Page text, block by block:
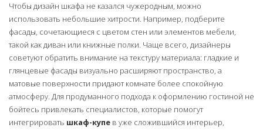
Чтобы дизайн шкафа не казался чужеродным, можно
использовать небольшие хитрости. Например, подберите
фасады, сочетающиеся с цветом стен или элементов мебели,
такой как диван или книжные полки. Чаще всего, дизайнеры
советуют обратить внимание на текстуру материала: гладкие и
глянцевые фасады визуально расширяют пространство, а
матовые поверхности придают комнате более спокойную
атмосферу. Для продуманного подхода к оформлению гостиной не
бойтесь привлекать специалистов, которые помогут
интегрировать шкаф-купе в уже сложившийся интерьер,